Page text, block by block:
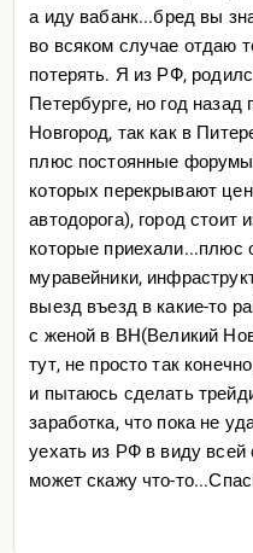
а иду вабанк...бред вы
во всяком случае отдаю
потерять. Я из РФ,
Петербурге, но год
Новгород, так как в
плюс постоянные форумы
которых перекрывают
автодорога), город стоит
которые приехали...плюс
муравейники,
выезд въезд в какие-то
с женой в ВН(Великий
тут, не просто так
и пытаюсь сделать
заработка, что пока не
уехать из РФ в виду
может скажу что-